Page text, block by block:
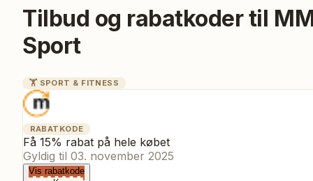
Tilbud og rabatkoder til
Sport
🏋️ SPORT & FITNESS
RABATKODE
Få 15% rabat på hele købet
Gyldig til 03. november 2025
Vis rabatkode